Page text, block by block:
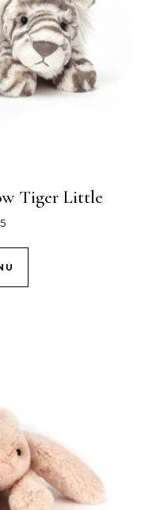
Tiger Little